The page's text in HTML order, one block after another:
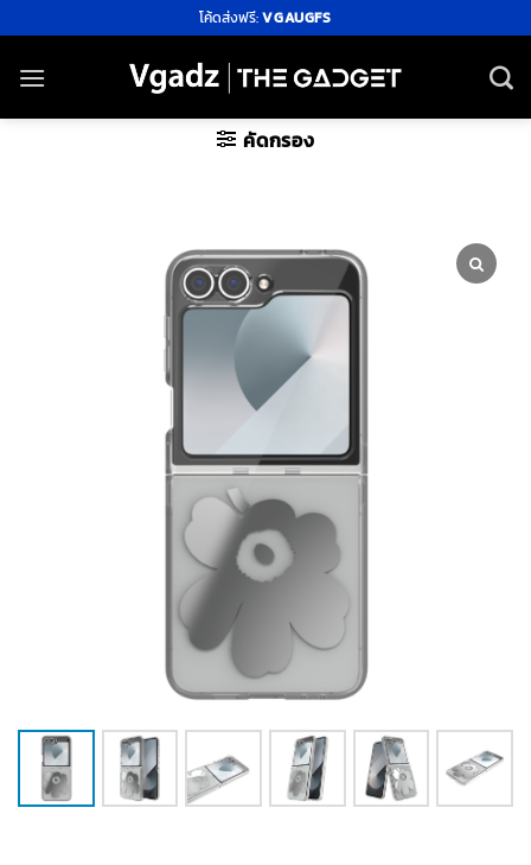
ไป
ยัง
โค้ดส่งฟรี:VGAUGFS
คัดกรอง